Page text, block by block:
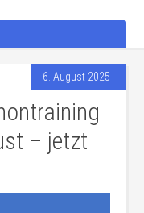
6. August 2025
– jetzt